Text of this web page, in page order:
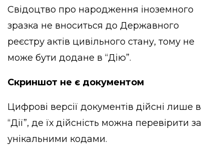
Свідоцтво про народження іноземного
зразка не вноситься до Державного
реєстру актів цивільного стану, тому не
може бути додане в “Дію”.
Скриншот не є документом
Цифрові версії документів дійсні лише в
“Дії”, де їх дійсність можна перевірити за
унікальними кодами.